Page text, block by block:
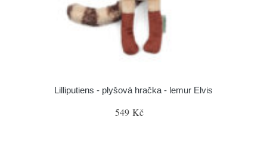
Lilliputiens - plyšová hračka - lemur Elvis
549 Kč